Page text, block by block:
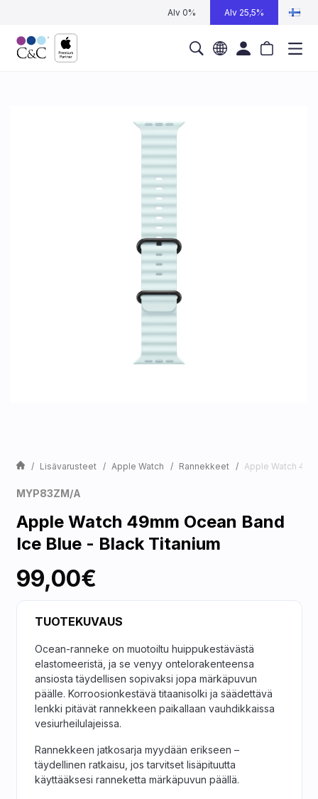
Alv 0% Alv 25,5%
Lisävarusteet Apple Watch Rannekkeet Apple Watch
MYP83ZM/A
Apple Watch 49mm Ocean Band
Ice Blue - Black Titanium
99,00€
TUOTEKUVAUS
Ocean-ranneke on muotoiltu huippu­kestävästä
elastomeeristä, ja se venyy ontelo­rakenteensa
ansiosta täydellisen sopivaksi jopa märkäpuvun
päälle. Korroosionkestävä titaanisolki ja säädettävä
lenkki pitävät rannekkeen paikallaan vauhdikkaissa
vesiurheilulajeissa.
Rannekkeen jatkosarja myydään erikseen –
täydellinen ratkaisu, jos tarvitset lisäpituutta
käyttääksesi ranneketta märkäpuvun päällä.